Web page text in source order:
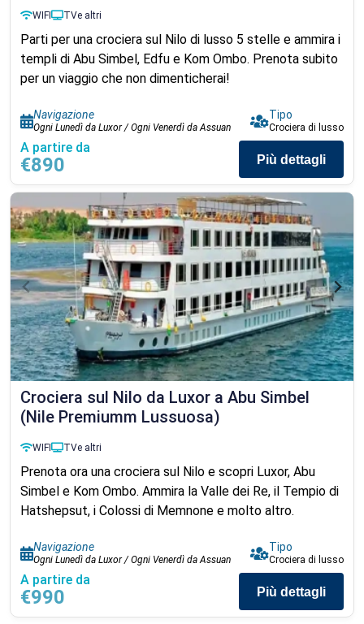
WIFI TVe altri
Parti per una crociera sul Nilo di lusso 5 stelle e ammira i
templi di Abu Simbel, Edfu e Kom Ombo. Prenota subito
per un viaggio che non dimenticherai!
Navigazione
Ogni Lunedì da Luxor / Ogni Venerdì da Assuan
Tipo
Crociera di lusso
A partire da
€890 Più dettagli
Crociera sul Nilo da Luxor a Abu Simbel
(Nile Premiumm Lussuosa)
WIFI TVe altri
Prenota ora una crociera sul Nilo e scopri Luxor, Abu
Simbel e Kom Ombo. Ammira la Valle dei Re, il Tempio di
Hatshepsut, i Colossi di Memnone e molto altro.
Navigazione
Ogni Lunedì da Luxor / Ogni Venerdì da Assuan
Tipo
Crociera di lusso
A partire da
€990 Più dettagli